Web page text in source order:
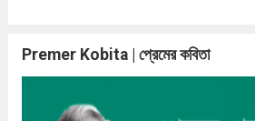
Premer Kobita | প্রেমের কবিতা